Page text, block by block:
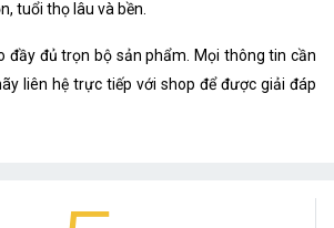
tuổi thọ lâu và bền.
đầy đủ trọn bộ sản phẩm. Mọi thông tin cần
liên hệ trực tiếp với shop để được giải đáp
nhất.